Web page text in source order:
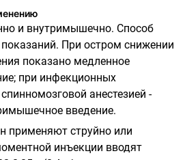
и внутримышечно. Способ
При остром снижении
показано медленное
при инфекционных
анестезией -
введение.
применяют струйно или
инъекции вводят